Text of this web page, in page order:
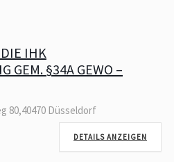
IHK
GEM. §34A GEWO –
80,40470 Düsseldorf
DETAILS ANZEIGEN